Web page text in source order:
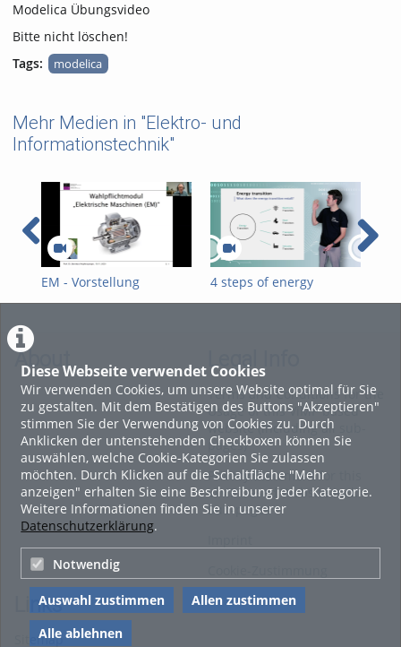
Diese Webseite verwendet Cookies
Wir verwenden Cookies, um unsere Website optimal für Sie
zu gestalten. Mit dem Bestätigen des Buttons "Akzeptieren"
stimmen Sie der Verwendung von Cookies zu. Durch
Anklicken der untenstehenden Checkboxen können Sie
auswählen, welche Cookie-Kategorien Sie zulassen
möchten. Durch Klicken auf die Schaltfläche "Mehr
anzeigen" erhalten Sie eine Beschreibung jeder Kategorie.
Weitere Informationen finden Sie in unserer
Datenschutzerklärung.
Notwendig
Auswahl zustimmen
Allen zustimmen
Alle ablehnen
Modelica Übungsvideo
Bitte nicht löschen!
Tags:
modelica
Mehr Medien in "Elektro- und
Informationstechnik"
EM - Vorstellung
4 steps of energy
transition
About Legal Info
Terms and Conditions for the
Usage of this ViMP based
website (including all sub-
pages)
Privacy Statement for this
ViMP based Website incl.
Sub-pages
Links
Sitemap